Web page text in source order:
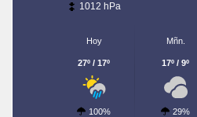
1012 hPa
Hoy
27º / 17º
100%
Mñn.
17º / 9º
29%